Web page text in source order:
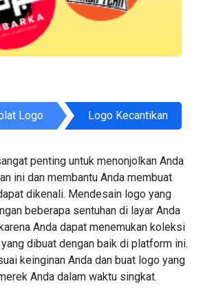
Logo Logo Kecantikan
penting untuk menonjolkan Anda
ini dan membantu Anda membuat
dikenali. Mendesain logo yang
beberapa sentuhan di layar Anda
Anda dapat menemukan koleksi
dibuat dengan baik di platform ini.
keinginan Anda dan buat logo yang
Anda dalam waktu singkat.